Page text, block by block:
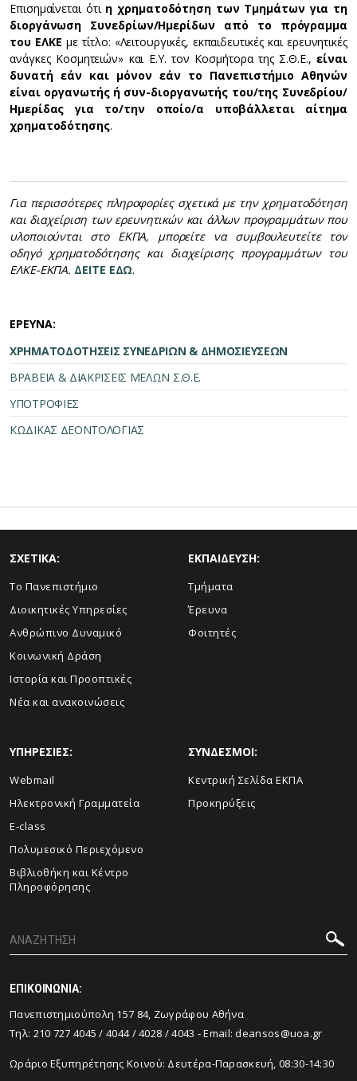
Επισημαίνεται ότι η χρηματοδότηση των Τμημάτων για τη
διοργάνωση Συνεδρίων/Ημερίδων από το πρόγραμμα
του ΕΛΚΕ με τίτλο: «Λειτουργικές, εκπαιδευτικές και ερευνητικές
ανάγκες Κοσμητειών» και Ε.Υ. τον Κοσμήτορα της Σ.Θ.Ε.,είναι
δυνατή εάν και μόνον εάν το Πανεπιστήμιο Αθηνών
είναι οργανωτής ή συν-διοργανωτής του/της Συνεδρίου/
Ημερίδας για το/την οποίο/α υποβάλλεται αίτημα
χρηματοδότησης.
Για περισσότερες πληροφορίες σχετικά με την χρηματοδότηση
και διαχείριση των ερευνητικών και άλλων προγραμμάτων που
υλοποιούνται στο ΕΚΠΑ, μπορείτε να συμβουλευτείτε τον
οδηγό χρηματοδότησης και διαχείρισης προγραμμάτων του
ΕΛΚΕ-ΕΚΠΑ. ΔΕΙΤΕ ΕΔΩ.
ΕΡΕΥΝΑ:
ΧΡΗΜΑΤΟΔΟΤΗΣΕΙΣ ΣΥΝΕΔΡΙΩΝ & ΔΗΜΟΣΙΕΥΣΕΩΝ
ΒΡΑΒΕΙΑ & ΔΙΑΚΡΙΣΕΙΣ ΜΕΛΩΝ Σ.Θ.Ε.
ΥΠΟΤΡΟΦΙΕΣ
ΚΩΔΙΚΑΣ ΔΕΟΝΤΟΛΟΓΙΑΣ
ΣΧΕΤΙΚΑ:
Το Πανεπιστήμιο
Διοικητικές Υπηρεσίες
Ανθρώπινο Δυναμικό
Κοινωνική Δράση
Ιστορία και Προοπτικές
Νέα και ανακοινώσεις
ΕΚΠΑΙΔΕΥΣΗ:
Τμήματα
Έρευνα
Φοιτητές
ΥΠΗΡΕΣΙΕΣ:
Webmail
Ηλεκτρονική Γραμματεία
E-class
Πολυμεσικό Περιεχόμενο
Βιβλιοθήκη και Κέντρο
Πληροφόρησης
ΣΥΝΔΕΣΜΟΙ:
Κεντρική Σελίδα ΕΚΠΑ
Προκηρύξεις
ΕΠΙΚΟΙΝΩΝΙΑ:
Πανεπιστημιούπολη 157 84, Ζωγράφου Αθήνα
Τηλ: 210 727 4045 /4044/4028 /4043 - Email:deansos@uoa.gr
Ωράριο Εξυπηρέτησης Κοινού: Δευτέρα-Παρασκευή, 08:30-14:30